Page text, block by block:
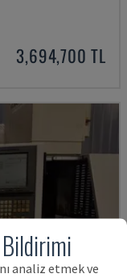
3,694,700 TL
Bildirimi
analiz etmek ve